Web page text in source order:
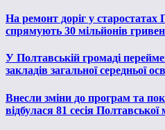
На ремонт доріг у старостатах
спрямують 30 мільйонів
У Полтавській громаді
закладів загальної середньої
Внесли зміни до програм та
відбулася 81 сесія Полтавської